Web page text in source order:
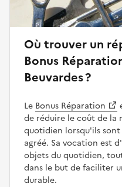
Où trouver un
Bonus
Beuvardes ?
Le Bonus Réparation
de réduire le coût de
quotidien lorsqu'ils
agréé. Sa vocation est
objets du quotidien,
dans le but de faciliter
durable.